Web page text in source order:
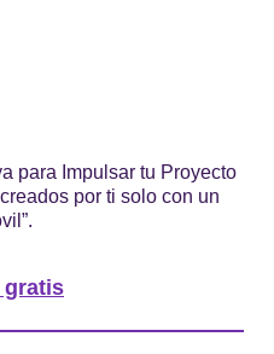
para Impulsar tu Proyecto
por ti solo con un
gratis